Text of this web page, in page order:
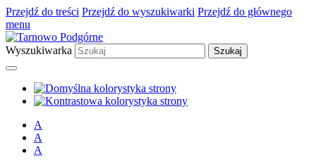
Przejdź do treści Przejdź do wyszukiwarki Przejdź do głównego
menu
Wyszukiwarka
A
A
A